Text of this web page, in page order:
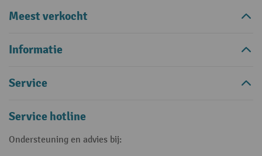
Meest verkocht
Informatie
Service
Service hotline
Ondersteuning en advies bij: